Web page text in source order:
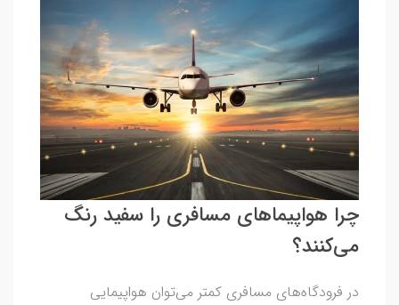
چرا هواپیماهای مسافری را سفید رنگ
می‌کنند؟
در فرودگاه‌های مسافری کمتر می‌توان هواپیمایی